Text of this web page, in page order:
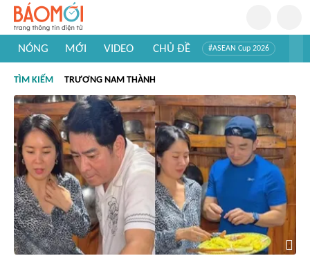
NÓNG MỚI VIDEO CHỦ ĐỀ #ASEAN Cup 2026
#Khám phá thế giới
TÌM KIẾM TRƯƠNG NAM THÀNH